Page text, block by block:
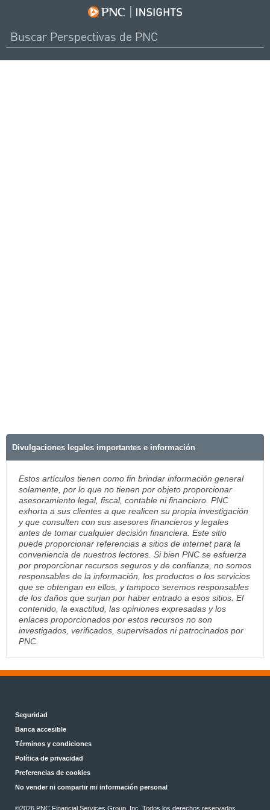
Divulgaciones legales importantes e información
Estos artículos tienen como fin brindar información general
solamente, por lo que no tienen por objeto proporcionar
asesoramiento legal, fiscal, contable ni financiero. PNC
exhorta a sus clientes a que realicen su propia investigación
y que consulten con sus asesores financieros y legales
antes de tomar cualquier decisión financiera. Este sitio
puede proporcionar referencias a sitios de internet para la
conveniencia de nuestros lectores. Si bien PNC se esfuerza
por proporcionar recursos seguros y de confianza, no somos
responsables de la información, los productos o los servicios
que se obtengan en ellos, y tampoco seremos responsables
de los daños que surjan por haber entrado a esos sitios. El
contenido, la exactitud, las opiniones expresadas y los
enlaces proporcionados por estos recursos no son
investigados, verificados, supervisados ni patrocinados por
PNC.
Seguridad
Banca accesible
Términos y condiciones
Política de privacidad
Preferencias de cookies
No vender ni compartir mi información personal
©2026 PNC Financial Services Group, Inc. Todos los derechos reservados.